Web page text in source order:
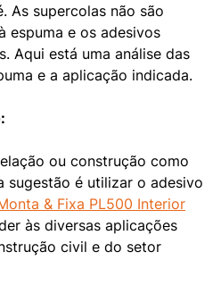
As supercolas não são
espuma e os adesivos
Aqui está uma análise das
e a aplicação indicada.
ou construção como
sugestão é utilizar o adesivo
& Fixa PL500 Interior
às diversas aplicações
civil e do setor